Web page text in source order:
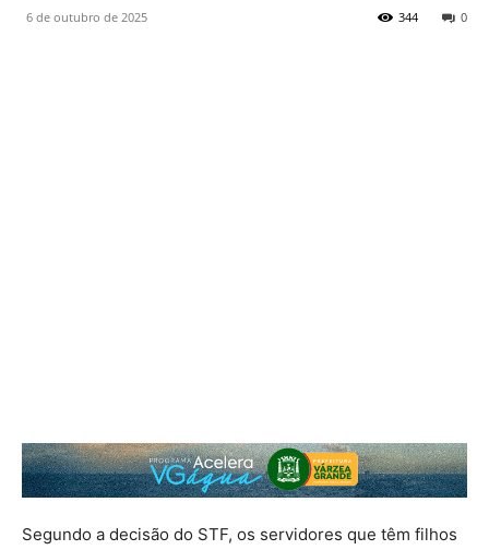
6 de outubro de 2025 0
344
Segundo a decisão do STF, os servidores que têm filhos